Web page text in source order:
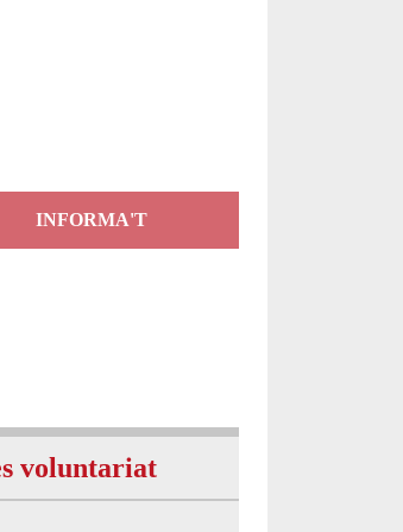
INFORMA'T
voluntariat